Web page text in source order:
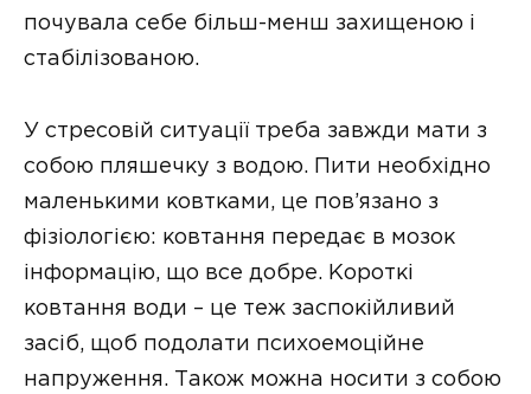
почувала себе більш-менш захищеною і
стабілізованою.
У стресовій ситуації треба завжди мати з
собою пляшечку з водою. Пити необхідно
маленькими ковтками, це пов’язано з
фізіологією: ковтання передає в мозок
інформацію, що все добре. Короткі
ковтання води – це теж заспокійливий
засіб, щоб подолати психоемоційне
напруження. Також можна носити з собою